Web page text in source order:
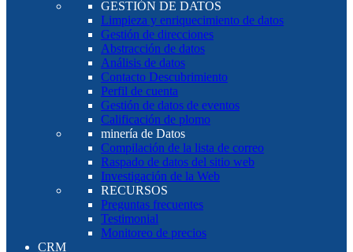
GESTIÓN DE DATOS
Limpieza y enriquecimiento de datos
Gestión de direcciones
Abstracción de datos
Análisis de datos
Contacto Descubrimiento
Perfil de cuenta
Gestión de datos de eventos
Calificación de plomo
minería de Datos
Compilación de la lista de correo
Raspado de datos del sitio web
Investigación de la Web
RECURSOS
Preguntas frecuentes
Testimonial
Monitoreo de precios
CRM